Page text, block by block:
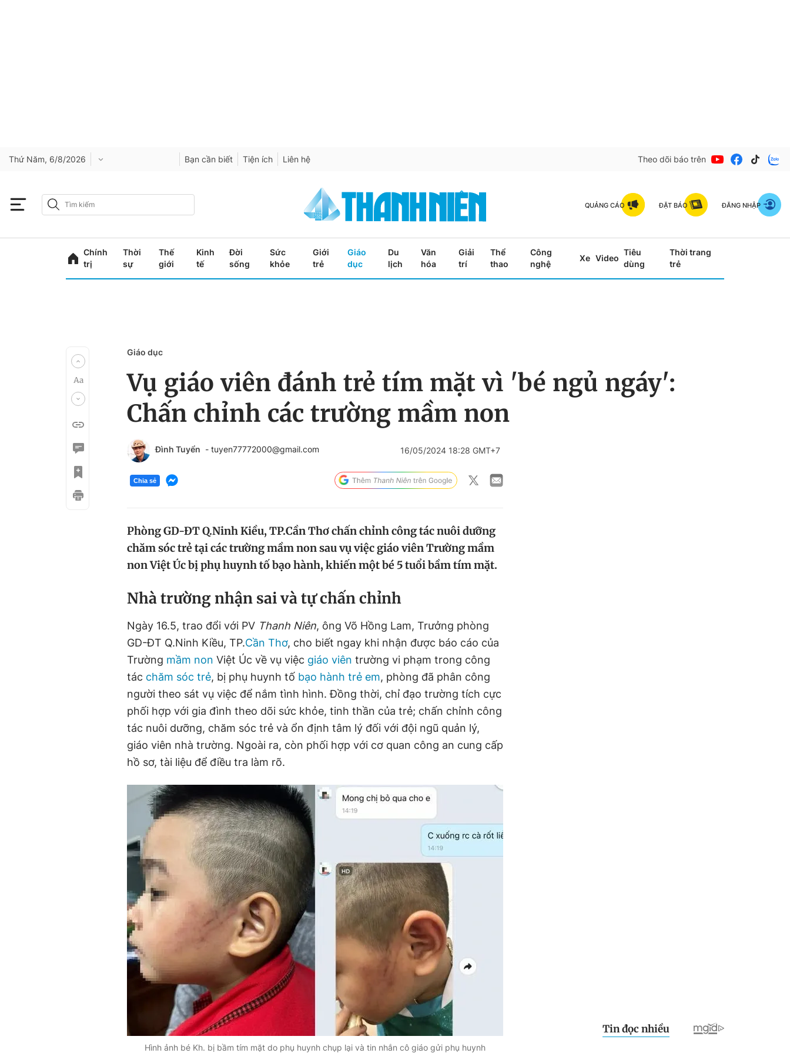
Thứ Năm, 6/8/2026 Bạn cần biết Tiện ích Liên hệ Theo dõi báo trên
QUẢNG CÁO ĐẶT BÁO ĐĂNG NHẬP
Chính
trị
Thời
sự
Thế
giới
Kinh
tế
Đời
sống
Sức
khỏe
Giới
trẻ
Giáo
dục
Du
lịch
Văn
hóa
Giải
trí
Thể
thao
Công
nghệ
Xe Video
Tiêu
dùng
Thời trang
trẻ
Giáo dục
Vụ giáo viên đánh trẻ tím mặt vì 'bé ngủ ngáy':
Chấn chỉnh các trường mầm non
Đình Tuyển - tuyen77772000@gmail.com 16/05/2024 18:28 GMT+7
Chia sẻ
Phòng GD-ĐT Q.Ninh Kiều, TP.Cần Thơ chấn chỉnh công tác nuôi dưỡng
chăm sóc trẻ tại các trường mầm non sau vụ việc giáo viên Trường mầm
non Việt Úc bị phụ huynh tố bạo hành, khiến một bé 5 tuổi bầm tím mặt.
Nhà trường nhận sai và tự chấn chỉnh
Ngày 16.5, trao đổi với PV Thanh Niên, ông Võ Hồng Lam, Trưởng phòng
GD-ĐT Q.Ninh Kiều, TP.Cần Thơ, cho biết ngay khi nhận được báo cáo của
Trường mầm non Việt Úc về vụ việc giáo viên trường vi phạm trong công
tác chăm sóc trẻ, bị phụ huynh tố bạo hành trẻ em, phòng đã phân công
người theo sát vụ việc để nắm tình hình. Đồng thời, chỉ đạo trường tích cực
phối hợp với gia đình theo dõi sức khỏe, tinh thần của trẻ; chấn chỉnh công
tác nuôi dưỡng, chăm sóc trẻ và ổn định tâm lý đối với đội ngũ quản lý,
giáo viên nhà trường. Ngoài ra, còn phối hợp với cơ quan công an cung cấp
hồ sơ, tài liệu để điều tra làm rõ.
Hình ảnh bé Kh. bị bầm tím mặt do phụ huynh chụp lại và tin nhắn cô giáo gửi phụ huynh